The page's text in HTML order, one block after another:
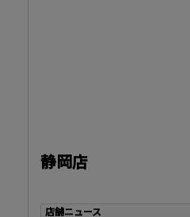
静岡店
店舗ニュース